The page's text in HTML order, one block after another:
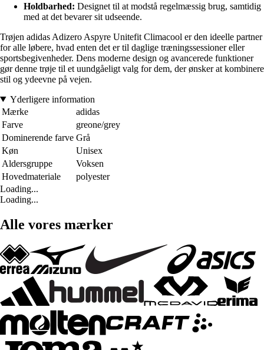
Holdbarhed: Designet til at modstå regelmæssig brug, samtidig
med at det bevarer sit udseende.
Trøjen adidas Adizero Aspyre Unitefit Climacool er den ideelle partner
for alle løbere, hvad enten det er til daglige træningssessioner eller
sportsbegivenheder. Dens moderne design og avancerede funktioner
gør denne trøje til et uundgåeligt valg for dem, der ønsker at kombinere
stil og ydeevne på vejen.
Yderligere information
Mærke
adidas
Farve
greone/grey
Dominerende farve Grå
Køn
Unisex
Aldersgruppe
Voksen
Hovedmateriale
polyester
Loading...
Loading...
Alle vores mærker